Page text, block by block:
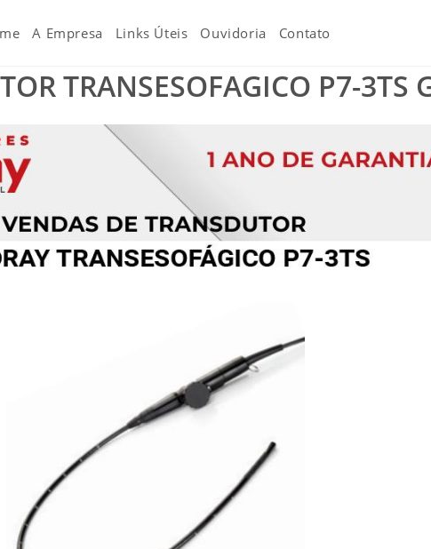
A Empresa Links Úteis Ouvidoria Contato
TRANSESOFAGICO P7-